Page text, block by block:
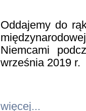
Oddajemy do
Niemcami
września 2019 r.
więcej...